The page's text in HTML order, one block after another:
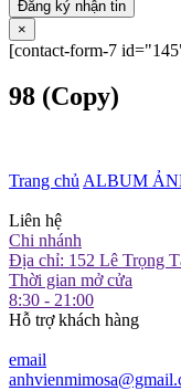
Đăng ký nhận tin
×
[contact-form-7
98 (Copy)
Trang chủ ALBUM
Liên hệ
Chi nhánh
Địa chỉ: 152 Lê Trọng
Thời gian mở cửa
8:30 - 21:00
Hỗ trợ khách hàng
email